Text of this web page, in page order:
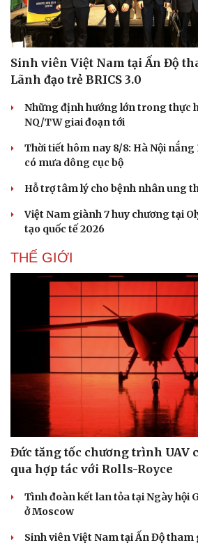
Sinh viên Việt Nam tại Ấn Độ
Lãnh đạo trẻ BRICS 3.0
Những định hướng lớn trong thực
NQ/TW giai đoạn tới
Thời tiết hôm nay 8/8: Hà Nội nắng
có mưa dông cục bộ
Hỗ trợ tâm lý cho bệnh nhân ung
Việt Nam giành 7 huy chương tại
tạo quốc tế 2026
THẾ GIỚI
Đức tăng tốc chương trình UAV
qua hợp tác với Rolls-Royce
Tình đoàn kết lan tỏa tại Ngày hội
ở Moscow
Sinh viên Việt Nam tại Ấn Độ